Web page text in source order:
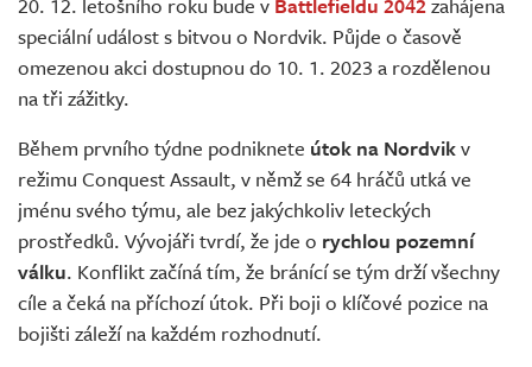
speciální událost s bitvou o Nordvik. Půjde o časově
omezenou akci dostupnou do 10. 1. 2023 a rozdělenou
na tři zážitky.
Během prvního týdne podniknete útok na Nordvikv
režimu Conquest Assault, v němž se 64 hráčů utká ve
jménu svého týmu, ale bez jakýchkoliv leteckých
prostředků. Vývojáři tvrdí, že jde o rychlou pozemní
válku. Konflikt začíná tím, že bránící se tým drží všechny
cíle a čeká na příchozí útok. Při boji o klíčové pozice na
bojišti záleží na každém rozhodnutí.